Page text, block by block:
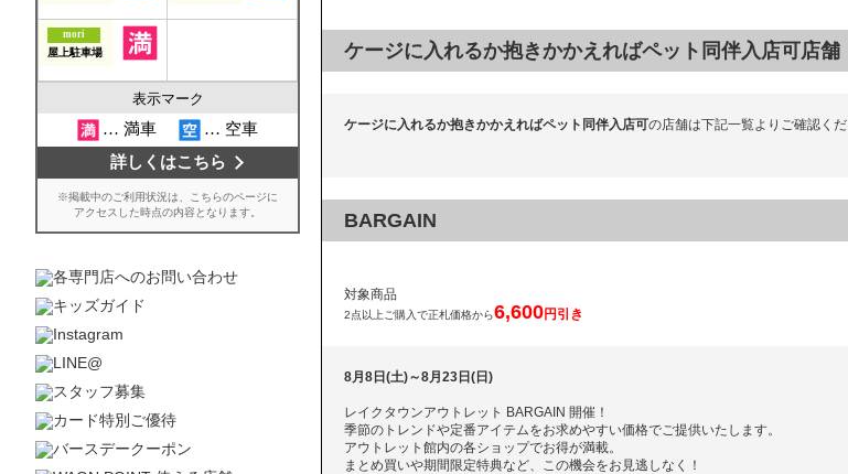
ケージに入れるか抱きかかえればペット同伴入店可店舗
ケージに入れるか抱きかかえればペット同伴入店可の店舗は下記一覧よりご確認くだ
BARGAIN
対象商品
2点以上ご購入で正札価格から6,600円引き
8月8日(土)～8月23日(日)
レイクタウンアウトレット BARGAIN 開催！
季節のトレンドや定番アイテムをお求めやすい価格でご提供いたします。
アウトレット館内の各ショップでお得が満載。
まとめ買いや期間限定特典など、この機会をお見逃しなく！